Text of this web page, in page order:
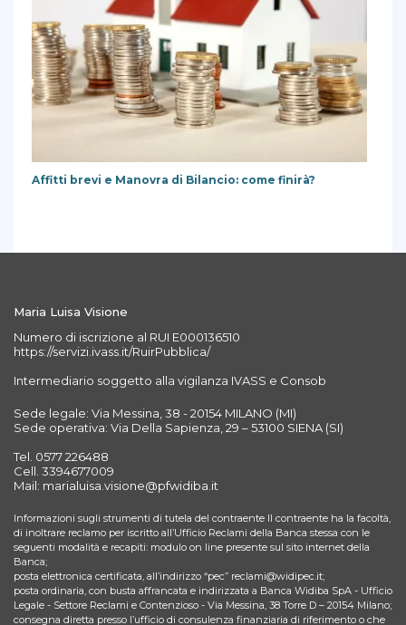
Affitti brevi e Manovra di Bilancio: come finirà?
Maria Luisa Visione
Numero di iscrizione al RUI E000136510
https://servizi.ivass.it/RuirPubblica/
Intermediario soggetto alla vigilanza IVASS e Consob
Sede legale: Via Messina, 38 - 20154 MILANO (MI)
Sede operativa: Via Della Sapienza, 29 – 53100 SIENA (SI)
Tel. 0577 226488
Cell. 3394677009
Mail: marialuisa.visione@pfwidiba.it
Informazioni sugli strumenti di tutela del contraente Il contraente ha la facoltà,
di inoltrare reclamo per iscritto all’Ufficio Reclami della Banca stessa con le
seguenti modalità e recapiti: modulo on line presente sul sito internet della
Banca;
posta elettronica certificata, all’indirizzo “pec” reclami@widipec.it;
posta ordinaria, con busta affrancata e indirizzata a Banca Widiba SpA - Ufficio
Legale - Settore Reclami e Contenzioso - Via Messina, 38 Torre D – 20154 Milano;
consegna diretta presso l’ufficio di consulenza finanziaria di riferimento o che